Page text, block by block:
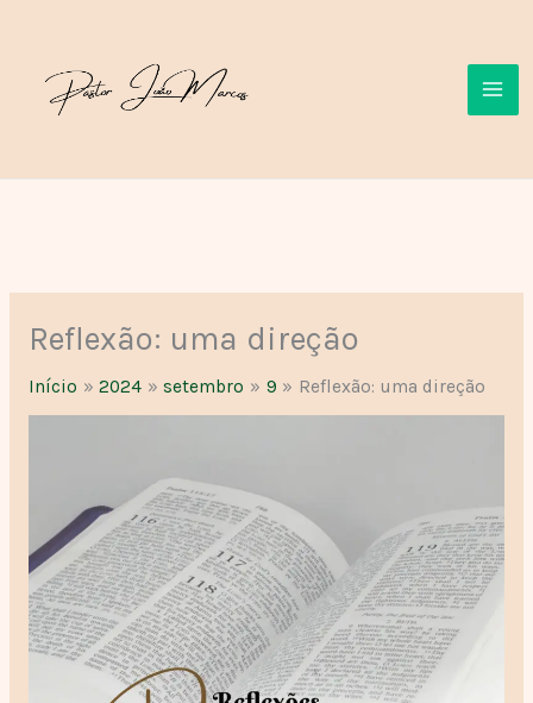
conteúdo
Reflexão: uma direção
Início 2024 setembro 9 Reflexão: uma direção